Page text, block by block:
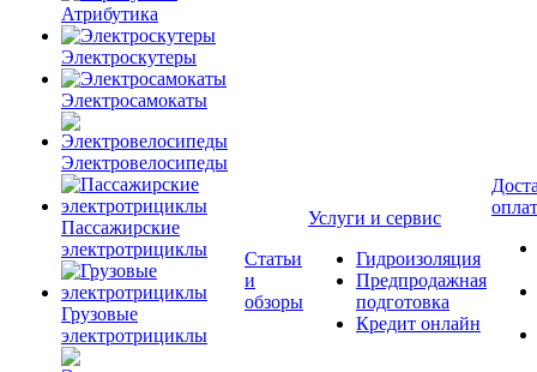
Атрибутика
Электроскутеры
Электросамокаты
Электровелосипеды
Пассажирские
электротрициклы
Грузовые
электротрициклы
Статьи
и
обзоры
Услуги и сервис
Гидроизоляция
Предпродажная
подготовка
Кредит онлайн